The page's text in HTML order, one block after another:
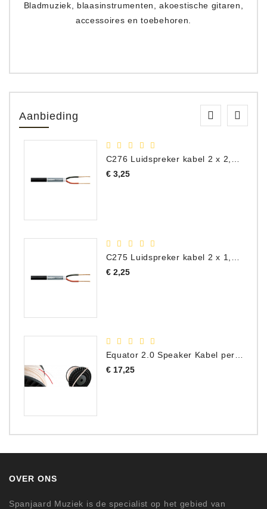
Bladmuziek, blaasinstrumenten, akoestische gitaren,
accessoires en toebehoren.
Aanbieding
C276 Luidspreker kabel 2 x 2,50 mm² (per meter)
€ 3,25Prijs
€ 2,25Prijs
Equator 2.0 Speaker Kabel per meter
€ 17,25Prijs
OVER ONS
Spanjaard Muziek is de specialist op het gebied van